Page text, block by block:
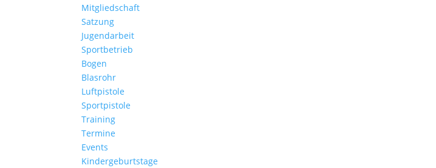
Mitgliedschaft
Satzung
Jugendarbeit
Sportbetrieb
Bogen
Blasrohr
Luftpistole
Sportpistole
Training
Termine
Events
Kindergeburtstage